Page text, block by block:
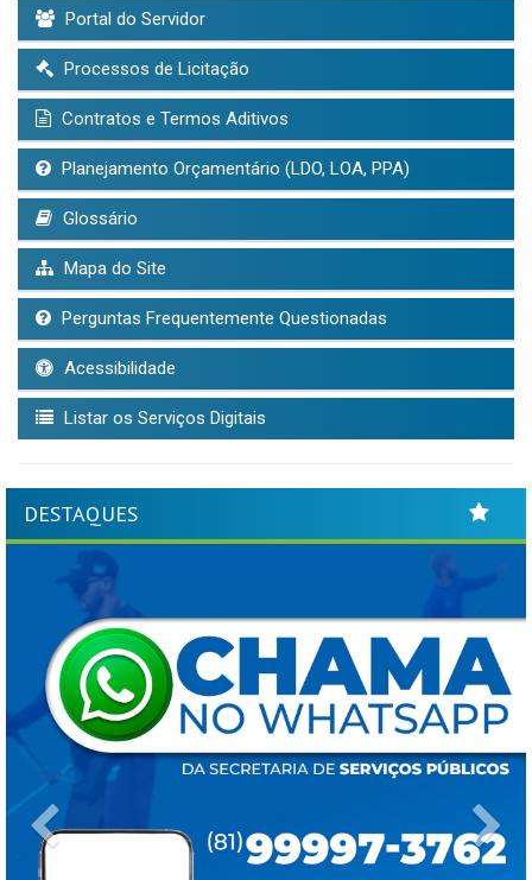
Portal do Servidor
Processos de Licitação
Contratos e Termos Aditivos
Planejamento Orçamentário (LDO, LOA, PPA)
Glossário
Mapa do Site
Perguntas Frequentemente Questionadas
Acessibilidade
Listar os Serviços Digitais
DESTAQUES